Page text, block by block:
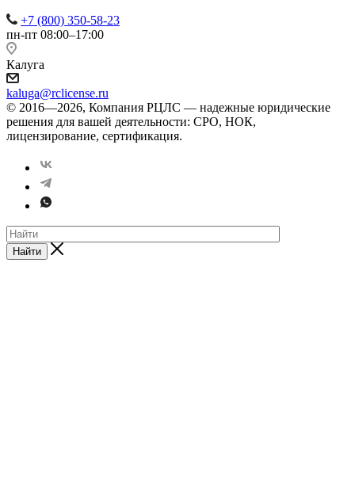
+7 (800) 350-58-23
пн-пт 08:00–17:00
Калуга
kaluga@rclicense.ru
© 2016—2026, Компания РЦЛС — надежные юридические
решения для вашей деятельности: СРО, НОК,
лицензирование, сертификация.
Найти